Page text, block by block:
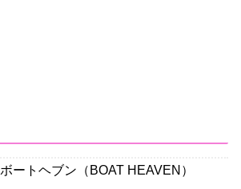
ボートヘブン（BOAT HEAVEN）